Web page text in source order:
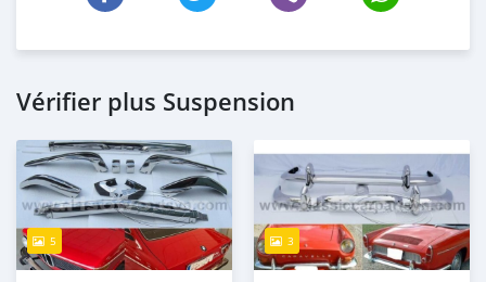
Vérifier plus Suspension
5 3